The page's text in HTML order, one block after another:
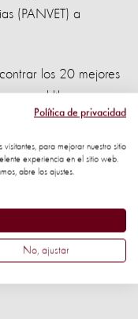
(PANVET) a
los 20 mejores
en el libro
para la
Comité de
animal y/o
de tres
de World
Política de privacidad
para mejorar nuestro sitio
experiencia en el sitio web.
abre los ajustes.
No, ajustar